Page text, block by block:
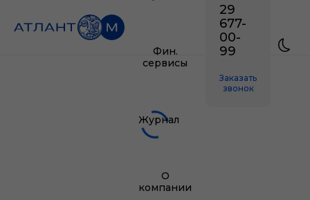
Фин.
сервисы
Журнал
О
компании
29
677-
00-
99
Заказать
звонок